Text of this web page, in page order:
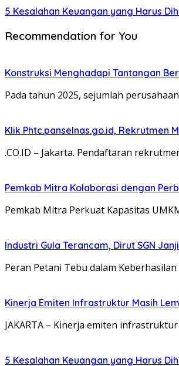
5 Kesalahan Keuangan yang Harus
Recommendation for You
Konstruksi Menghadapi Tantangan
Pada tahun 2025, sejumlah
Klik Phtc.panselnas.go.id, Rekrutmen
.CO.ID – Jakarta. Pendaftaran
Pemkab Mitra Kolaborasi dengan
Pemkab Mitra Perkuat Kapasitas
Industri Gula Terancam, Dirut SGN
Peran Petani Tebu dalam
Kinerja Emiten Infrastruktur Masih
JAKARTA – Kinerja emiten
5 Kesalahan Keuangan yang Harus